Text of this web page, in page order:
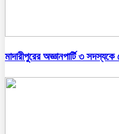
মাদারীপুরের অজ্ঞানপার্টি ৩